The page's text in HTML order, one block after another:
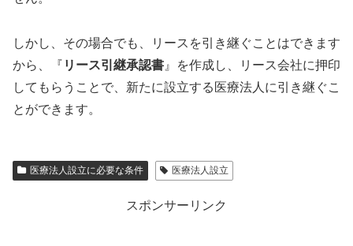
しかし、その場合でも、リースを引き継ぐことはできます
から、『 リース引継承認書 』を作成し、リース会社に押印
してもらうことで、新たに設立する医療法人に引き継ぐこ
とができます。
医療法人設立に必要な条件 医療法人設立
スポンサーリンク